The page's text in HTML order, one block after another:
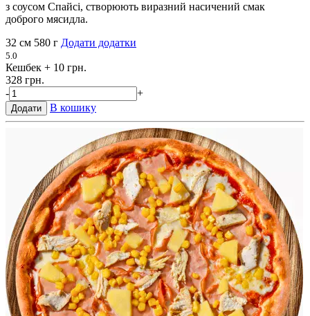
з соусом Спайсі, створюють виразний насичений смак
доброго мясидла.
32 см 580 г Додати додатки
5.0
Кешбек + 10 грн.
328 грн.
-
+
Додати В кошику